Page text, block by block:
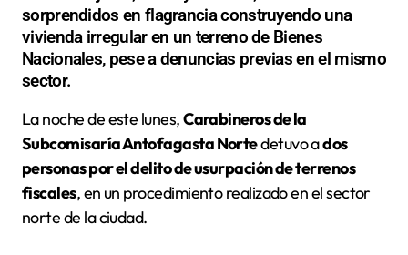
sorprendidos en flagrancia construyendo una
vivienda irregular en un terreno de Bienes
Nacionales, pese a denuncias previas en el mismo
sector.
La noche de este lunes,Carabineros de la
Subcomisaría Antofagasta Nortedetuvo ados
personas por el delito de usurpación de terrenos
fiscales, en un procedimiento realizado en el sector
norte de la ciudad.